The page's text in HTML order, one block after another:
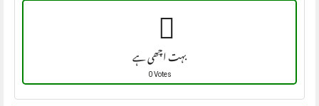
بہت اچھی ہے
0 Votes